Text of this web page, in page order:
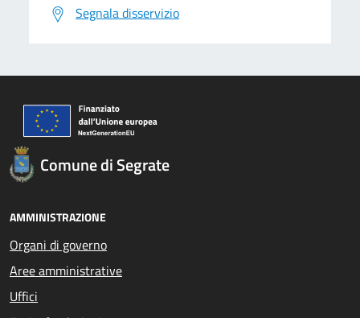
Segnala disservizio
Comune di Segrate
AMMINISTRAZIONE
Organi di governo
Aree amministrative
Uffici